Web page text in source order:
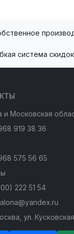
система
и Московская
919 38 36
575 56 65
222 51 54
ул.